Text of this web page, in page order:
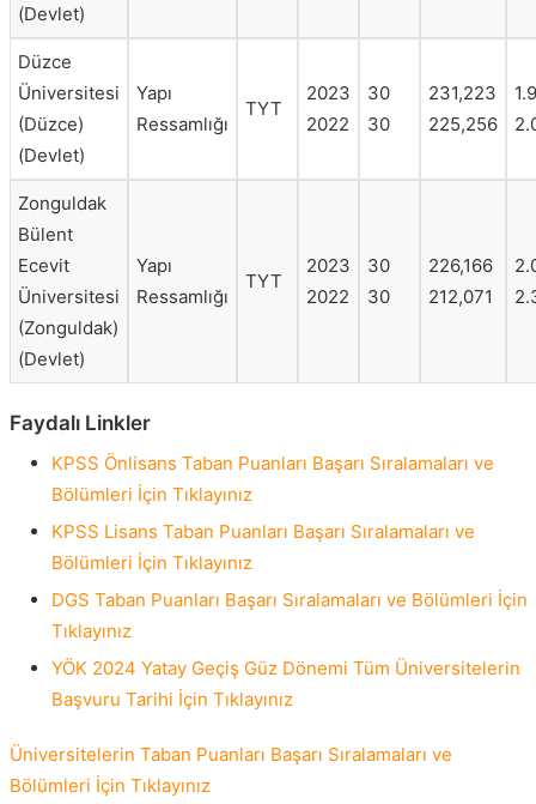
(Devlet)
Düzce
Üniversitesi
(Düzce)
(Devlet)
Yapı
Ressamlığı
TYT
2023
2022
30
30
231,223
225,256
Zonguldak
Bülent
Ecevit
Üniversitesi
(Zonguldak)
(Devlet)
Yapı
Ressamlığı
TYT
2023
2022
30
30
226,166
212,071
Faydalı Linkler
KPSS Önlisans Taban Puanları Başarı Sıralamaları ve
Bölümleri İçin Tıklayınız
KPSS Lisans Taban Puanları Başarı Sıralamaları ve
Bölümleri İçin Tıklayınız
DGS Taban Puanları Başarı Sıralamaları ve Bölümleri İçin
Tıklayınız
YÖK 2024 Yatay Geçiş Güz Dönemi Tüm Üniversitelerin
Başvuru Tarihi İçin Tıklayınız
Üniversitelerin Taban Puanları Başarı Sıralamaları ve
Bölümleri İçin Tıklayınız